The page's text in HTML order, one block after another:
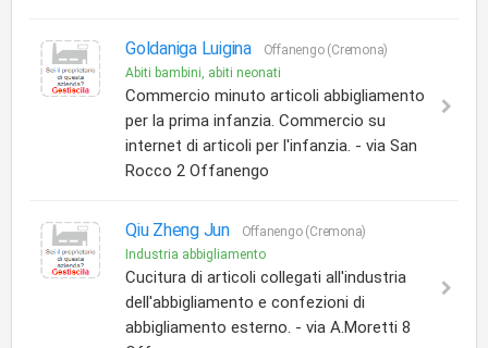
Goldaniga Luigina
Offanengo (Cremona)
Abiti bambini, abiti neonati
Commercio minuto articoli abbigliamento
per la prima infanzia. Commercio su
internet di articoli per l'infanzia. - via San
Rocco 2 Offanengo
Qiu Zheng Jun
Offanengo (Cremona)
Industria abbigliamento
Cucitura di articoli collegati all'industria
dell'abbigliamento e confezioni di
abbigliamento esterno. - via A.Moretti 8